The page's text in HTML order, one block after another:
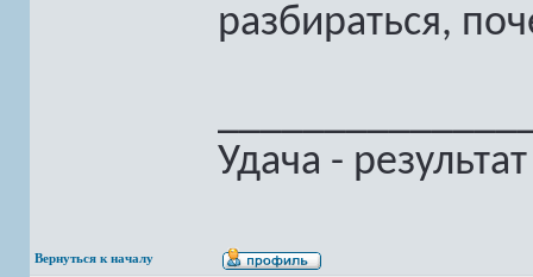
разбираться,
Удача -
Вернуться к началу